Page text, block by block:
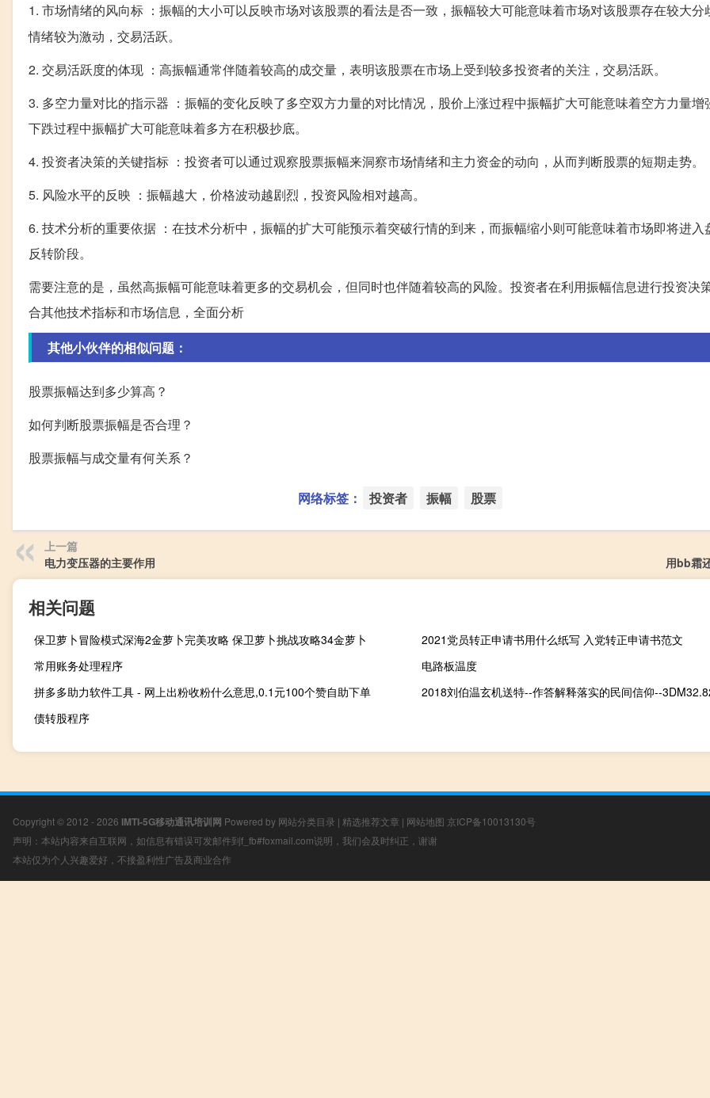
1. 市场情绪的风向标 ：振幅的大小可以反映市场对该股票的看法是否一致，振幅较大可能意味着市场对该股票存在较大分
情绪较为激动，交易活跃。
2. 交易活跃度的体现 ：高振幅通常伴随着较高的成交量，表明该股票在市场上受到较多投资者的关注，交易活跃。
3. 多空力量对比的指示器 ：振幅的变化反映了多空双方力量的对比情况，股价上涨过程中振幅扩大可能意味着空方力量增
下跌过程中振幅扩大可能意味着多方在积极抄底。
4. 投资者决策的关键指标 ：投资者可以通过观察股票振幅来洞察市场情绪和主力资金的动向，从而判断股票的短期走势。
5. 风险水平的反映 ：振幅越大，价格波动越剧烈，投资风险相对越高。
6. 技术分析的重要依据 ：在技术分析中，振幅的扩大可能预示着突破行情的到来，而振幅缩小则可能意味着市场即将进入
反转阶段。
需要注意的是，虽然高振幅可能意味着更多的交易机会，但同时也伴随着较高的风险。投资者在利用振幅信息进行投资决
合其他技术指标和市场信息，全面分析
其他小伙伴的相似问题：
股票振幅达到多少算高？
如何判断股票振幅是否合理？
股票振幅与成交量有何关系？
网络标签： 投资者 振幅 股票
上一篇
电力变压器的主要作用
用bb霜
相关问题
保卫萝卜冒险模式深海2金萝卜完美攻略 保卫萝卜挑战攻略34金萝卜
2021党员转正申请书用什么纸写 入党转正申请书范文
常用账务处理程序
电路板温度
拼多多助力软件工具 - 网上出粉收粉什么意思,0.1元100个赞自助下单
2018刘伯温玄机送特--作答解释落实的民间信仰--
债转股程序
Copyright © 2012 - 2026 IMTI-5G移动通讯培训网 Powered by 网站分类目录 | 精选推荐文章 | 网站地图 京ICP备10013130号
声明：本站内容来自互联网，如信息有错误可发邮件到f_fb#foxmail.com说明，我们会及时纠正，谢谢
本站仅为个人兴趣爱好，不接盈利性广告及商业合作